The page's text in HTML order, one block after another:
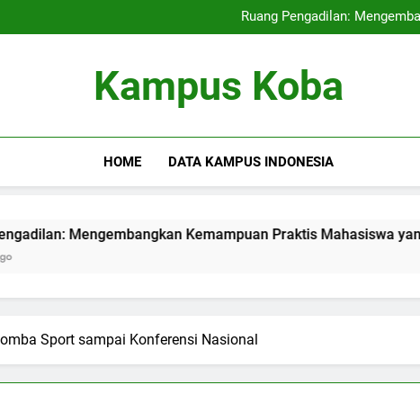
Ruang Pengadilan:
Pendidikan Hybrid:
Ruang Pengadilan:
Pendidikan Hybrid:
Kampus Koba
HOME DATA KAMPUS INDONESIA
Kemampuan Praktis Mahasiswa yang
Sport sampai Konferensi Nasional